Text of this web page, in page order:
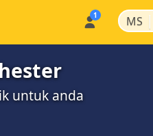
MS |
untuk anda